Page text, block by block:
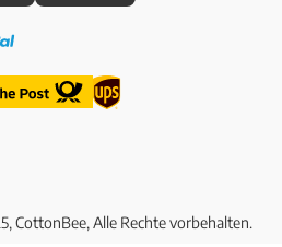
CottonBee, Alle Rechte vorbehalten.